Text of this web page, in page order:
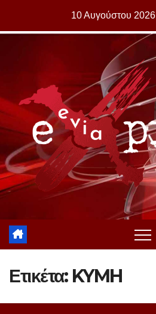
10 Αυγούστου 2026
Ετικέτα: KYMH